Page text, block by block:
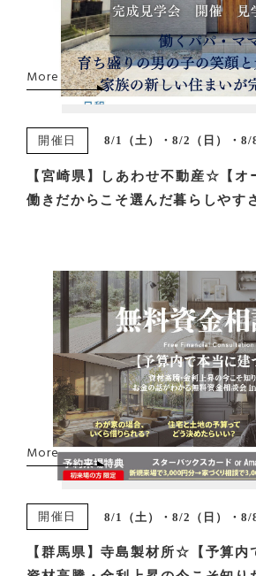
More
開催日 8/1（土）・8/2（日）・8/
【宮崎県】しあわせ不動産☆【オ
働きだからこそ選んだ暮らしやす
More
開催日 8/1（土）・8/2（日）・8/
【群馬県】寺島製材所☆【予算内